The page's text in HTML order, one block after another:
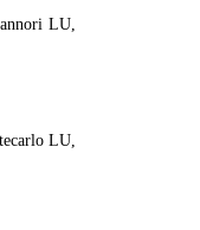
LU,
LU,